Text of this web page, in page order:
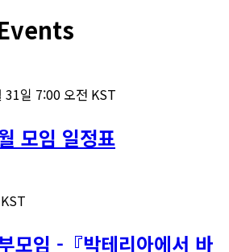
31일 7:00 오전 KST
모임 일정표
KST
모임 -『박테리아에서 바